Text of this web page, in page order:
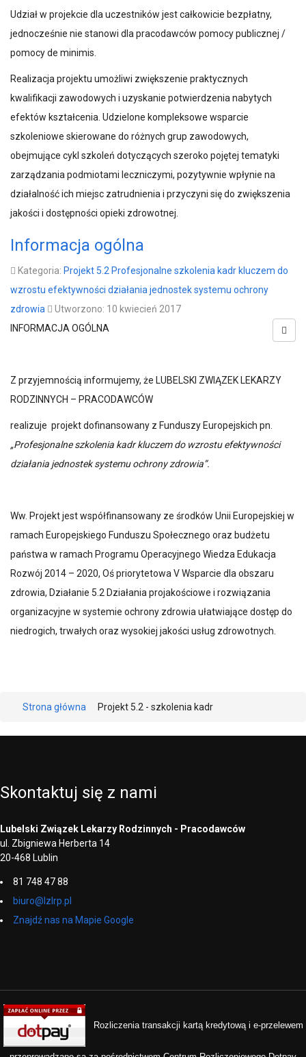
Udział w projekcie dla uczestników jest całkowicie bezpłatny,
jednocześnie nie stanowi dla pracodawców pomocy publicznej /
pomocy de minimis.
Realizacja projektu umożliwi zwiększenie praktycznych
kwalifikacji zawodowych i uzyskanie potwierdzenia nabytych
efektów kształcenia. Udzielone kompleksowe wsparcie
szkoleniowe skierowane do różnych grup zawodowych,
obejmujące cykl szkoleń dotyczących szeroko pojętej tematyki
zarządzania podmiotami leczniczymi, pozytywnie wpłynie na
działalność ich miejsc zatrudnienia i przyczyni się do zwiększenia
jakości i dostępności opieki zdrowotnej.
Informacja ogólna
Kategoria: Projekt 5.2 Profesjonalne szkolenia kadr kluczem do
wzrostu efektywności działania jednostek systemu ochrony
zdrowia
Utworzono: 10 kwiecień 2017
INFORMACJA OGÓLNA
Z przyjemnością informujemy, że LUBELSKI ZWIĄZEK LEKARZY
RODZINNYCH – PRACODAWCÓW
realizuje projekt dofinansowany z Funduszy Europejskich pn.
„Profesjonalne szkolenia kadr kluczem do wzrostu efektywności
działania jednostek systemu ochrony zdrowia”.
Ww. Projekt jest współfinansowany ze środków Unii Europejskiej w
ramach Europejskiego Funduszu Społecznego oraz budżetu
państwa w ramach Programu Operacyjnego Wiedza Edukacja
Rozwój 2014 – 2020, Oś priorytetowa V Wsparcie dla obszaru
zdrowia, Działanie 5.2 Działania projakościowe i rozwiązania
organizacyjne w systemie ochrony zdrowia ułatwiające dostęp do
niedrogich, trwałych oraz wysokiej jakości usług zdrowotnych.
Strona główna Projekt 5.2 - szkolenia kadr
Skontaktuj się z nami
Lubelski Związek Lekarzy Rodzinnych - Pracodawców
ul. Zbigniewa Herberta 14
20-468 Lublin
81 748 47 88
biuro@lzlrp.pl
Znajdź nas na Mapie Google
Rozliczenia transakcji kartą kredytową i e-przelewem